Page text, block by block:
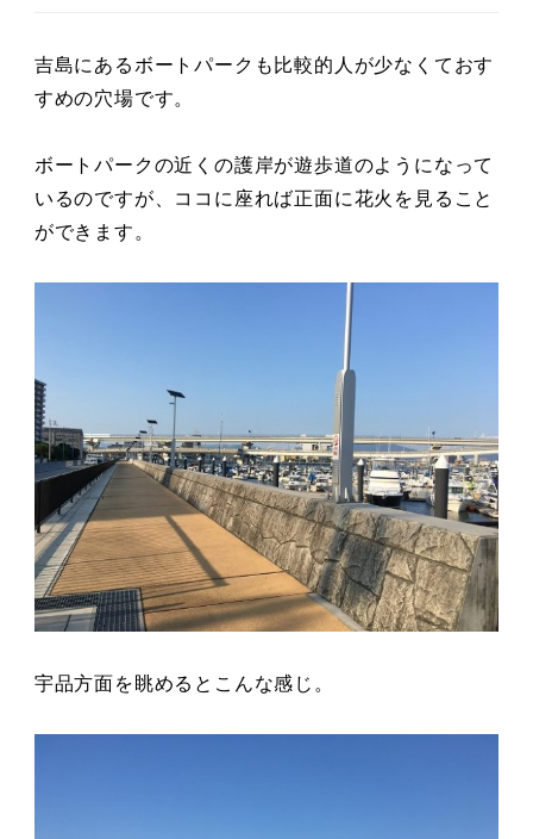
吉島にあるボートパークも比較的人が少なくておす
すめの穴場です。
ボートパークの近くの護岸が遊歩道のようになって
いるのですが、ココに座れば正面に花火を見ること
ができます。
宇品方面を眺めるとこんな感じ。